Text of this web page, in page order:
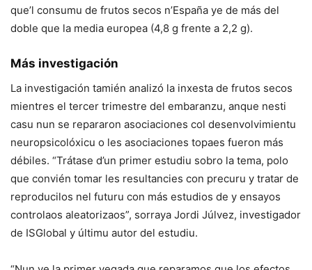
que’l consumu de frutos secos n’España ye de más del
doble que la media europea (4,8 g frente a 2,2 g).
Más investigación
La investigación tamién analizó la inxesta de frutos secos
mientres el tercer trimestre del embaranzu, anque nesti
casu nun se repararon asociaciones col desenvolvimientu
neuropsicolóxicu o les asociaciones topaes fueron más
débiles. “Trátase d’un primer estudiu sobro la tema, polo
que convién tomar les resultancies con precuru y tratar de
reproducilos nel futuru con más estudios de y ensayos
controlaos aleatorizaos”, sorraya Jordi Júlvez, investigador
de ISGlobal y últimu autor del estudiu.